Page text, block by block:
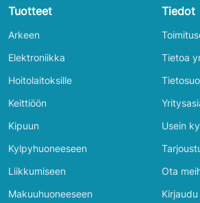
Tuotteet
Arkeen
Elektroniikka
Hoitolaitoksille
Keittiöön
Kipuun
Kylpyhuoneeseen
Liikkumiseen
Makuuhuoneeseen
Tiedot
Tietoa
Usein
Ota